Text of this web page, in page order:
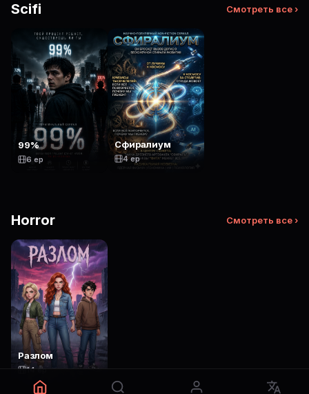
Scifi Смотреть все ›
99%
6 ep
Сфиралиум
4 ep
Horror Смотреть все ›
Разлом
14 ep